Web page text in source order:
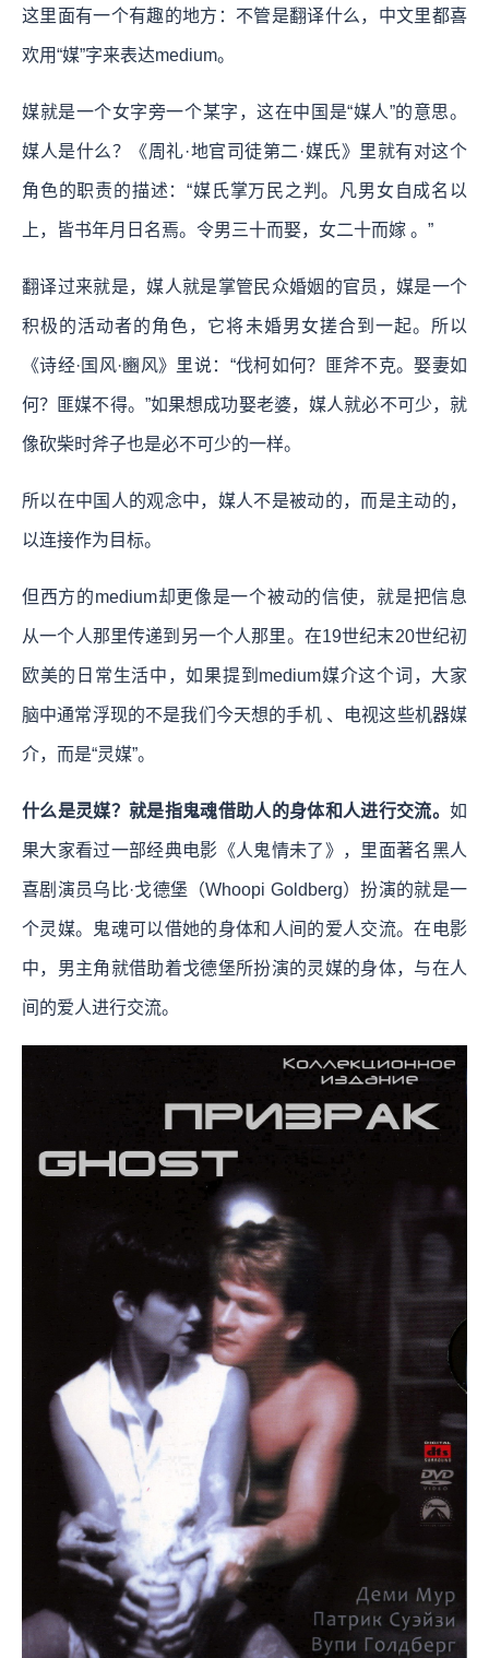
这里面有一个有趣的地方：不管是翻译什么，中文里都喜
欢用“媒”字来表达medium。
媒就是一个女字旁一个某字，这在中国是“媒人”的意思。
媒人是什么？《周礼·地官司徒第二·媒氏》里就有对这个
角色的职责的描述：“媒氏掌万民之判。凡男女自成名以
上，皆书年月日名焉。令男三十而娶，女二十而嫁 。”
翻译过来就是，媒人就是掌管民众婚姻的官员，媒是一个
积极的活动者的角色，它将未婚男女搓合到一起。所以
《诗经·国风·豳风》里说：“伐柯如何？匪斧不克。娶妻如
何？匪媒不得。”如果想成功娶老婆，媒人就必不可少，就
像砍柴时斧子也是必不可少的一样。
所以在中国人的观念中，媒人不是被动的，而是主动的，
以连接作为目标。
但西方的medium却更像是一个被动的信使，就是把信息
从一个人那里传递到另一个人那里。在19世纪末20世纪初
欧美的日常生活中，如果提到medium媒介这个词，大家
脑中通常浮现的不是我们今天想的手机 、电视这些机器媒
介，而是“灵媒”。
什么是灵媒？就是指鬼魂借助人的身体和人进行交流。 如
果大家看过一部经典电影《人鬼情未了》，里面著名黑人
喜剧演员乌比·戈德堡（Whoopi Goldberg）扮演的就是一
个灵媒。鬼魂可以借她的身体和人间的爱人交流。在电影
中，男主角就借助着戈德堡所扮演的灵媒的身体，与在人
间的爱人进行交流。